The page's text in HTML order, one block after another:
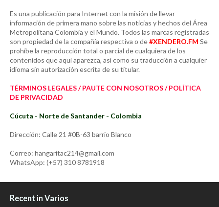
Es una publicación para Internet con la misión de llevar
información de primera mano sobre las noticias y hechos del Área
Metropolitana Colombia y el Mundo. Todos las marcas registradas
son propiedad de la compañía respectiva o de#XENDERO.FM Se
prohíbe la reproducción total o parcial de cualquiera de los
contenidos que aquí aparezca, así como su traducción a cualquier
idioma sin autorización escrita de su titular.
TÉRMINOS LEGALES / PAUTE CON NOSOTROS / POLÍTICA
DE PRIVACIDAD
Cúcuta - Norte de Santander - Colombia
Dirección: Calle 21 #0B-63 barrio Blanco
Correo: hangaritac214@gmail.com
WhatsApp: (+57) 310 8781918
Recent in Varios